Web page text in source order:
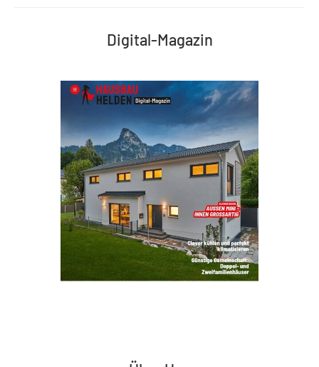
Digital-Magazin